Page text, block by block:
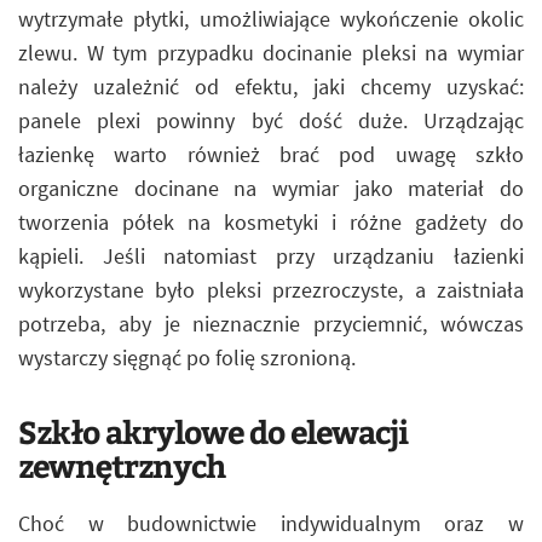
wytrzymałe płytki, umożliwiające wykończenie okolic
zlewu. W tym przypadku docinanie pleksi na wymiar
należy uzależnić od efektu, jaki chcemy uzyskać:
panele plexi powinny być dość duże. Urządzając
łazienkę warto również brać pod uwagę szkło
organiczne docinane na wymiar jako materiał do
tworzenia półek na kosmetyki i różne gadżety do
kąpieli. Jeśli natomiast przy urządzaniu łazienki
wykorzystane było pleksi przezroczyste, a zaistniała
potrzeba, aby je nieznacznie przyciemnić, wówczas
wystarczy sięgnąć po folię szronioną.
Szkło akrylowe do elewacji
zewnętrznych
Choć w budownictwie indywidualnym oraz w